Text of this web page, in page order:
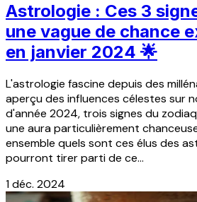
Astrologie : Ces 3
une vague de chance
en janvier 2024 🌟
L'astrologie fascine depuis des
aperçu des influences célestes sur
d'année 2024, trois signes du
une aura particulièrement
ensemble quels sont ces élus des
pourront tirer parti de ce...
1 déc. 2024